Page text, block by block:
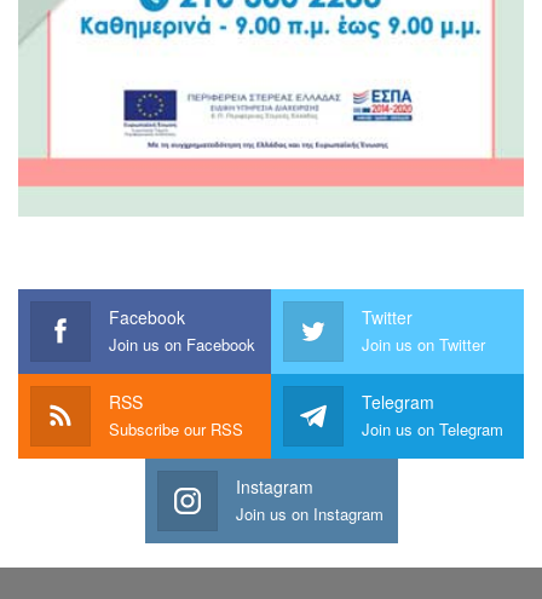
Facebook
Join us on Facebook
Twitter
Join us on Twitter
RSS
Subscribe our RSS
Telegram
Join us on Telegram
Instagram
Join us on Instagram